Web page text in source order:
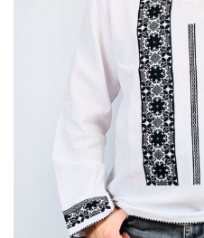
Дамски пуловери
Дамски спортни комплекти
Дамски тениски
Жилетка